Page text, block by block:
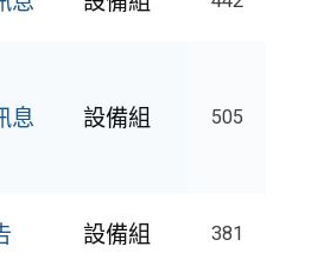
息 設備組 505
設備組 381